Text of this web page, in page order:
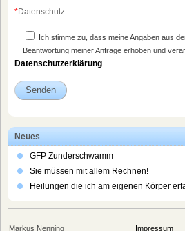
*Datenschutz
Ich stimme zu, dass meine Angaben aus
Beantwortung meiner Anfrage erhoben und
Datenschutzerklärung
Neues
GFP Zunderschwamm
Sie müssen mit allem Rechnen!
Heilungen die ich am eigenen Körper
Markus Nenning Impressum